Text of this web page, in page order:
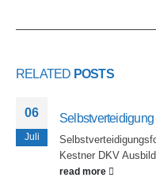
RELATED POSTS
06
Juli
Kestner DKV
read more